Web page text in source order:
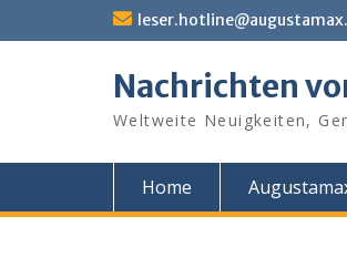
Nachrichten
Weltweite Neuigkeiten,
Home